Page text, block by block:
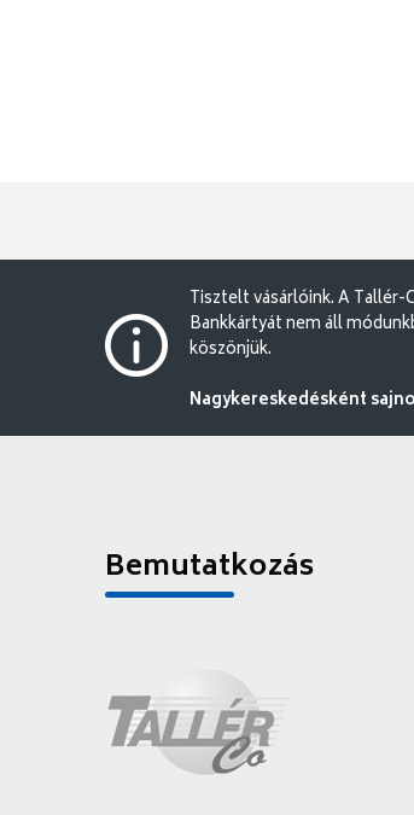
Tisztelt vásárlóink. A Tallér-
Bankkártyát nem áll
köszönjük.
Nagykereskedésként
Bemutatkozás